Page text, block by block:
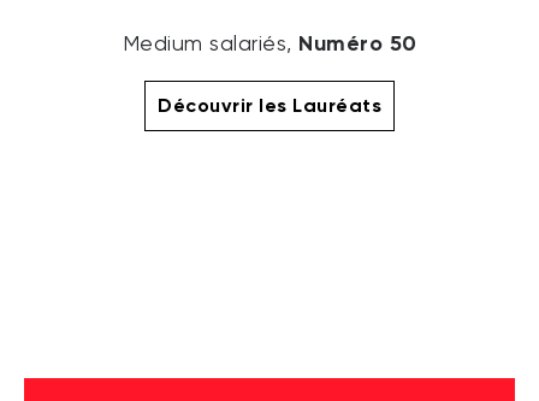
Medium salariés, Numéro 50
Découvrir les Lauréats